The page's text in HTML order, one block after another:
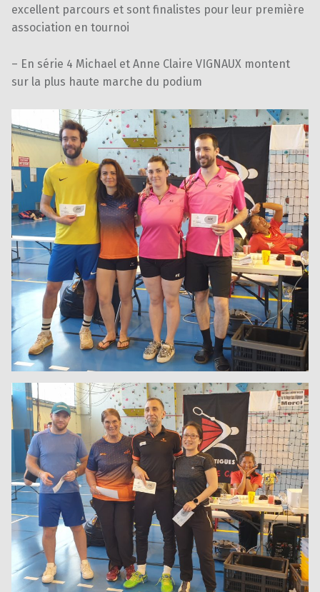
excellent parcours et sont finalistes pour leur première
association en tournoi
– En série 4 Michael et Anne Claire VIGNAUX montent
sur la plus haute marche du podium